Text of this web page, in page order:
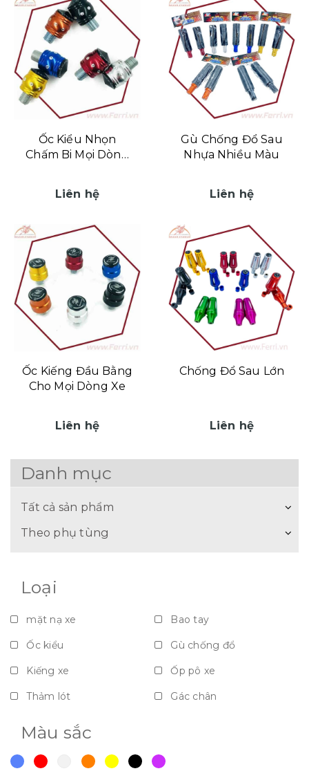
Danh mục
Tất cả sản phẩm
Theo phụ tùng
Loại
mặt nạ xe Bao tay
Ốc kiểu Gù chống đổ
Kiếng xe Ốp pô xe
Thảm lót Gác chân
Nắp bảo vệ - Vách ngăn - Dè
Màu sắc
Ốc Kiểu Nhọn
Chấm Bi Mọi Dòng
Liên hệ
Gù Chống Đổ Sau
Nhựa Nhiều Màu
Liên hệ
Ốc Kiếng Đầu Bằng
Cho Mọi Dòng Xe
Liên hệ
Chống Đổ Sau Lớn
Liên hệ